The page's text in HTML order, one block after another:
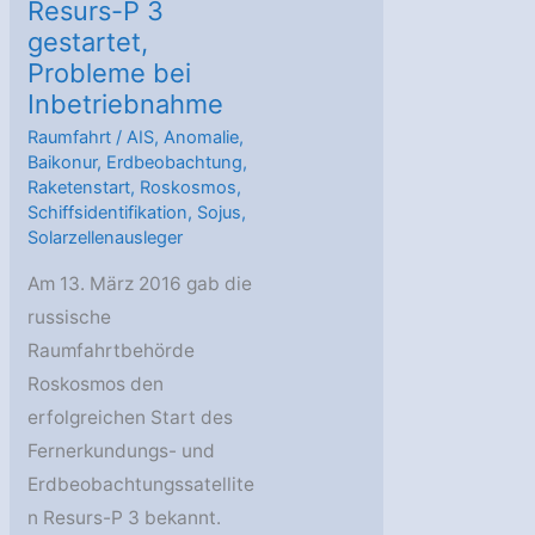
Resurs-P 3
gestartet,
Probleme bei
Inbetriebnahme
Raumfahrt /AIS,Anomalie,
Baikonur, Erdbeobachtung,
Raketenstart, Roskosmos,
Schiffsidentifikation, Sojus,
Solarzellenausleger
Am 13. März 2016 gab die
russische
Raumfahrtbehörde
Roskosmos den
erfolgreichen Start des
Fernerkundungs- und
Erdbeobachtungssatellite
n Resurs-P 3 bekannt.